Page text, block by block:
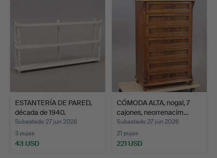
ESTANTERÍA DE PARED,
década de 1940.
Subastado 27 jun 2026
3 pujas
43 USD
CÓMODA ALTA, nogal, 7
cajones, neorrenacim…
Subastado 27 jun 2026
21 pujas
221 USD